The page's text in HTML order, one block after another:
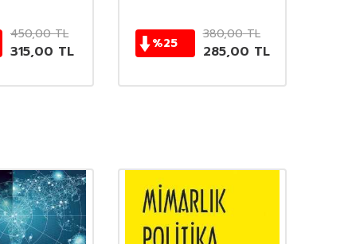
450,00TL
315,00 TL %25
380,00TL
285,00 TL